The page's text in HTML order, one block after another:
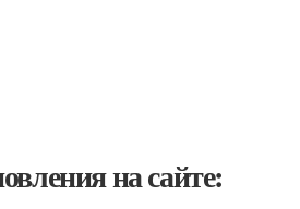
на сайте: